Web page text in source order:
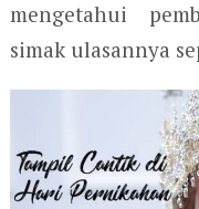
mengetahui
simak ulasannya